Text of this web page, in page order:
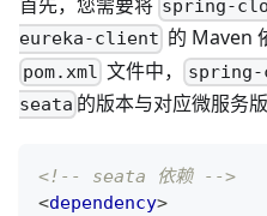
spring-
eureka-client 的 Maven
pom.xml 文件中，
seata 的版本与对应微服务
<!-- seata 依赖 -->
<dependency>